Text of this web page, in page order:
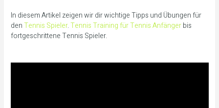
In diesem Artikel zeigen wir dir wichtige Tipps und Übungen für
denTennis Spieler.Tennis Training für Tennis Anfängerbis
fortgeschrittene Tennis Spieler.